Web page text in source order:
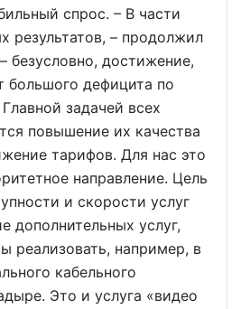
спрос. – В части
результатов, – продолжил
безусловно, достижение,
большого дефицита по
задачей всех
повышение их качества
тарифов. Для нас это
направление. Цель
и скорости услуг
дополнительных услуг,
реализовать, например, в
кабельного
Это и услуга «видео